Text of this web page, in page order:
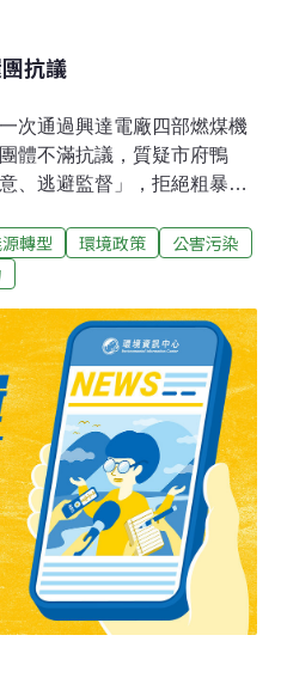
抗議
次通過興達電廠四部燃煤機
體不滿抗議，質疑市府鴨
、逃避監督」，拒絕粗暴展
議會抗議。環保局︰延長停
市府過去因高屏總量管制規
歸空污法展延期三至五年，
三個月延長至六個月，運轉
加減煤達三成五，還可依空
減煤，若違反規定最重也能
未與地方協商南部反空污大
為煤電的懸浮微粒及重金屬
實，近四十年老舊的興達燃
居民生命健康，市府卻關起
，質疑是市政與民意監督
轉型 環境政策
公害污染